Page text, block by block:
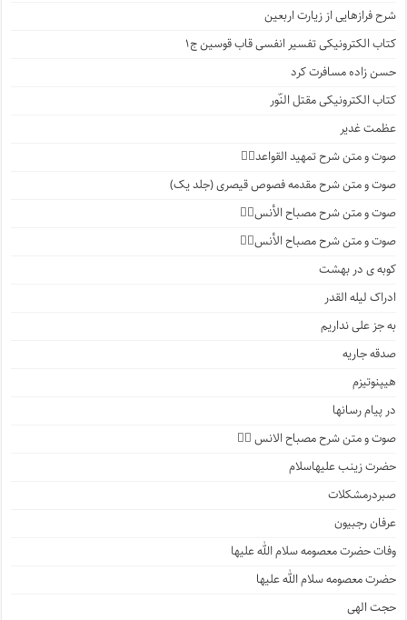
شرح فرازهایی از زیارت اربعین
کتاب الکترونیکی تفسیر انفسی قاب قوسین ج۱
حسن زاده مسافرت کرد
کتاب الکترونیکی مقتل النّور
عظمت غدیر
صوت و متن شرح تمهید القواعد۱️⃣
صوت و متن شرح مقدمه فصوص قیصری (جلد یک)
صوت و متن شرح مصباح الأنس۷️⃣
صوت و متن شرح مصباح الأنس۶️⃣
کوبه ی در بهشت
ادراک لیله القدر
به جز علی نداریم
صدقه جاریه
هیپنوتیزم
در پیام رسانها
صوت و متن شرح مصباح الانس ۵️⃣
حضرت زینب علیهاسلام
صبردرمشکلات
عرفان رجبیون
وفات حضرت معصومه سلام الله علیها
حضرت معصومه سلام الله علیها
حجت الهی